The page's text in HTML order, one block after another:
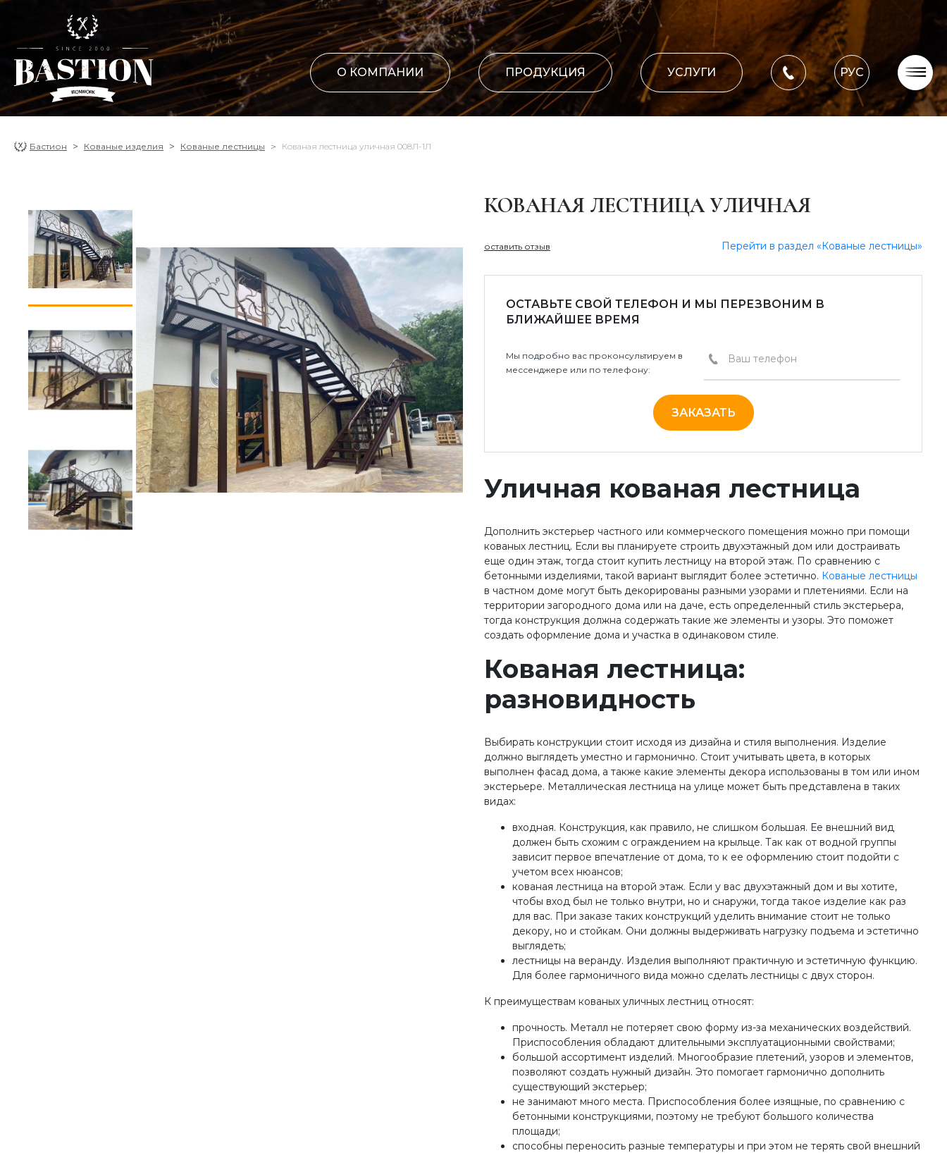
О КОМПАНИИ ПРОДУКЦИЯ УСЛУГИ РУС
О компании
Контакти
Бастион Кованые изделия Кованые лестницы Кованая лестница уличная 008Л-1Л
КОВАНАЯ ЛЕСТНИЦА УЛИЧНАЯ
оставить отзыв Перейти в раздел «Кованые лестницы»
ОСТАВЬТЕ СВОЙ ТЕЛЕФОН И МЫ ПЕРЕЗВОНИМ В
БЛИЖАЙШЕЕ ВРЕМЯ
Мы подробно вас проконсультируем в
мессенджере или по телефону:
ЗАКАЗАТЬ
Уличная кованая лестница
Дополнить экстерьер частного или коммерческого помещения можно при помощи
кованых лестниц. Если вы планируете строить двухэтажный дом или достраивать
еще один этаж, тогда стоит купить лестницу на второй этаж. По сравнению с
бетонными изделиями, такой вариант выглядит более эстетично. Кованые лестницы
в частном доме могут быть декорированы разными узорами и плетениями. Если на
территории загородного дома или на даче, есть определенный стиль экстерьера,
тогда конструкция должна содержать такие же элементы и узоры. Это поможет
создать оформление дома и участка в одинаковом стиле.
Кованая лестница:
разновидность
Выбирать конструкции стоит исходя из дизайна и стиля выполнения. Изделие
должно выглядеть уместно и гармонично. Стоит учитывать цвета, в которых
выполнен фасад дома, а также какие элементы декора использованы в том или ином
экстерьере. Металлическая лестница на улице может быть представлена в таких
видах:
входная. Конструкция, как правило, не слишком большая. Ее внешний вид
должен быть схожим с ограждением на крыльце. Так как от водной группы
зависит первое впечатление от дома, то к ее оформлению стоит подойти с
учетом всех нюансов;
кованая лестница на второй этаж. Если у вас двухэтажный дом и вы хотите,
чтобы вход был не только внутри, но и снаружи, тогда такое изделие как раз
для вас. При заказе таких конструкций уделить внимание стоит не только
декору, но и стойкам. Они должны выдерживать нагрузку подъема и эстетично
выглядеть;
лестницы на веранду. Изделия выполняют практичную и эстетичную функцию.
Для более гармоничного вида можно сделать лестницы с двух сторон.
К преимуществам кованых уличных лестниц относят:
прочность. Металл не потеряет свою форму из-за механических воздействий.
Приспособления обладают длительными эксплуатационными свойствами;
большой ассортимент изделий. Многообразие плетений, узоров и элементов,
позволяют создать нужный дизайн. Это помогает гармонично дополнить
существующий экстерьер;
не занимают много места. Приспособления более изящные, по сравнению с
бетонными конструкциями, поэтому не требуют большого количества
площади;
способны переносить разные температуры и при этом не терять свой внешний